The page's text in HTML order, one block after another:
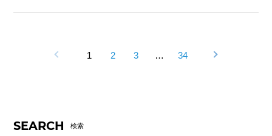
1 2 3 … 34
SEARCH 検索